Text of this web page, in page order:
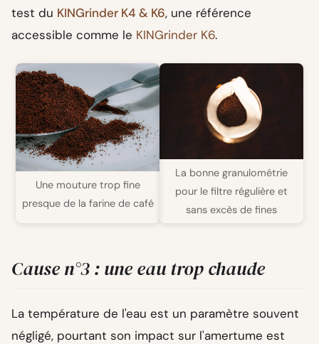
test du KINGrinder K4 & K6, une référence
accessible comme le KINGrinder K6.
Une mouture trop fine
presque de la farine de café
La bonne granulométrie
pour le filtre régulière et
sans excès de fines
Cause n°3 : une eau trop chaude
La température de l'eau est un paramètre souvent
négligé, pourtant son impact sur l'amertume est